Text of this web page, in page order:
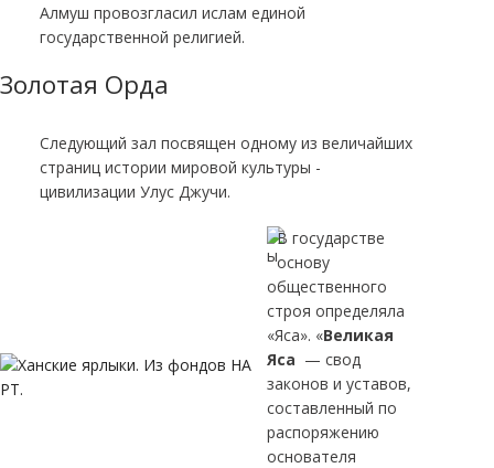
Алмуш провозгласил ислам единой
государственной религией.
Золотая Орда
Следующий зал посвящен одному из величайших
страниц истории мировой культуры -
цивилизации Улус Джучи.
В государстве
основу
общественного
строя определяла
«Яса». «Великая
Яса — свод
законов и уставов,
составленный по
распоряжению
основателя